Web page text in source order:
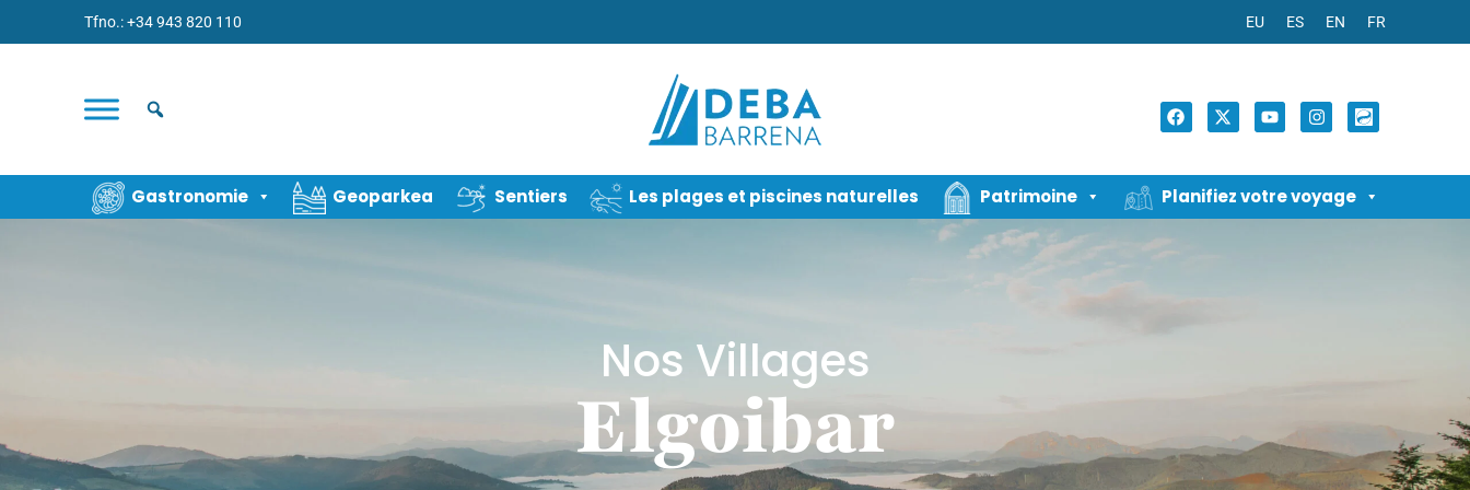
Tfno.: +34 943 820 110 EU ES EN FR
Gastronomie Geoparkea Sentiers Les plages et piscines naturelles Patrimoine Planifiez votre voyage
Nos Villages
Elgoibar